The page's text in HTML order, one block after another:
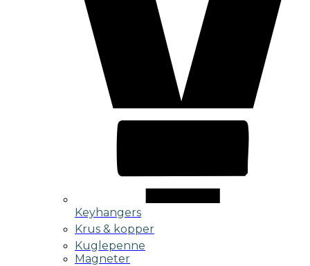
Keyhangers
Krus & kopper
Kuglepenne
Magneter